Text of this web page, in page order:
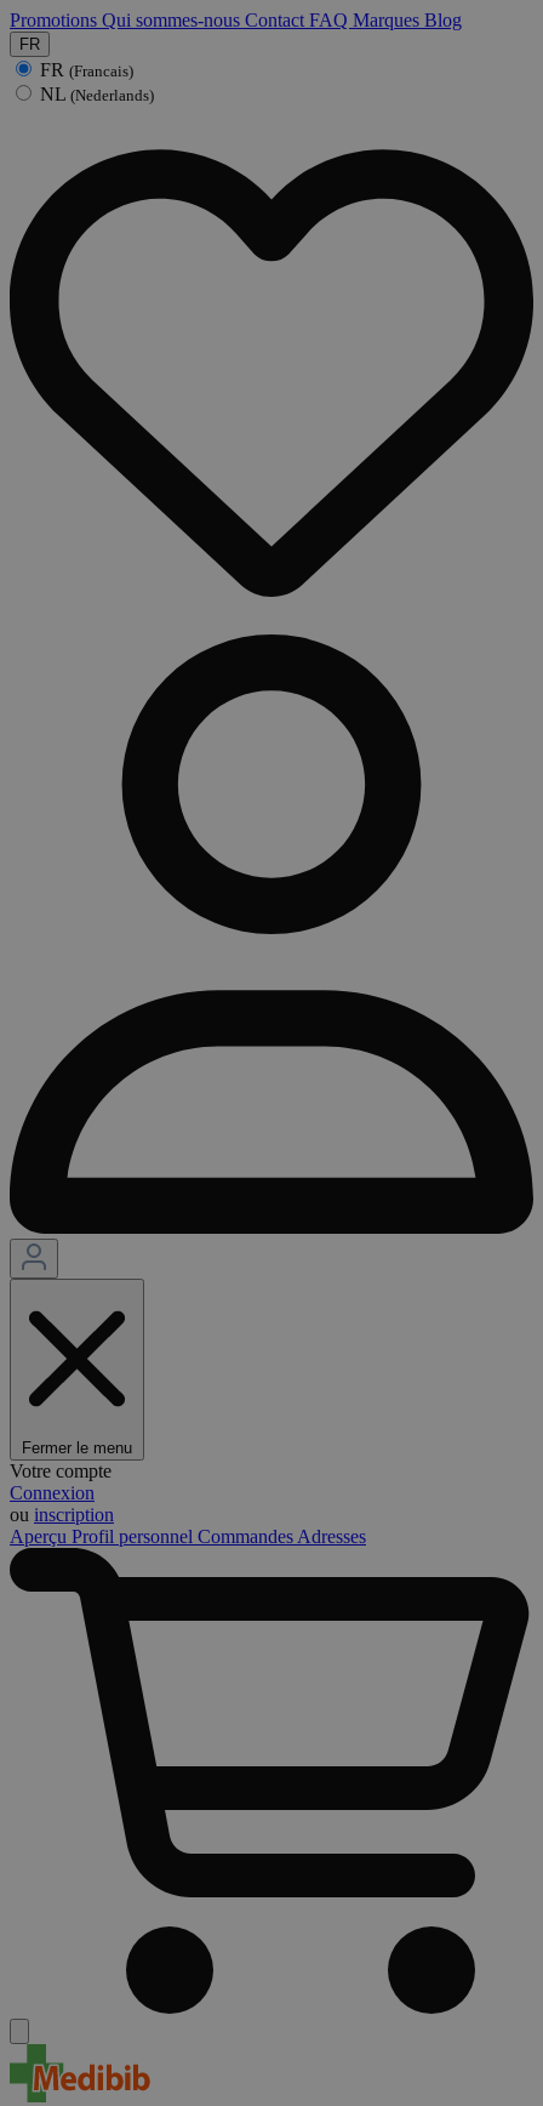
Promotions Qui sommes-nous Contact FAQ Marques Blog
FR
FR (Francais)
NL (Nederlands)
Fermer le menu
Votre compte
Connexion
ou inscription
Aperçu Profil personnel Commandes Adresses